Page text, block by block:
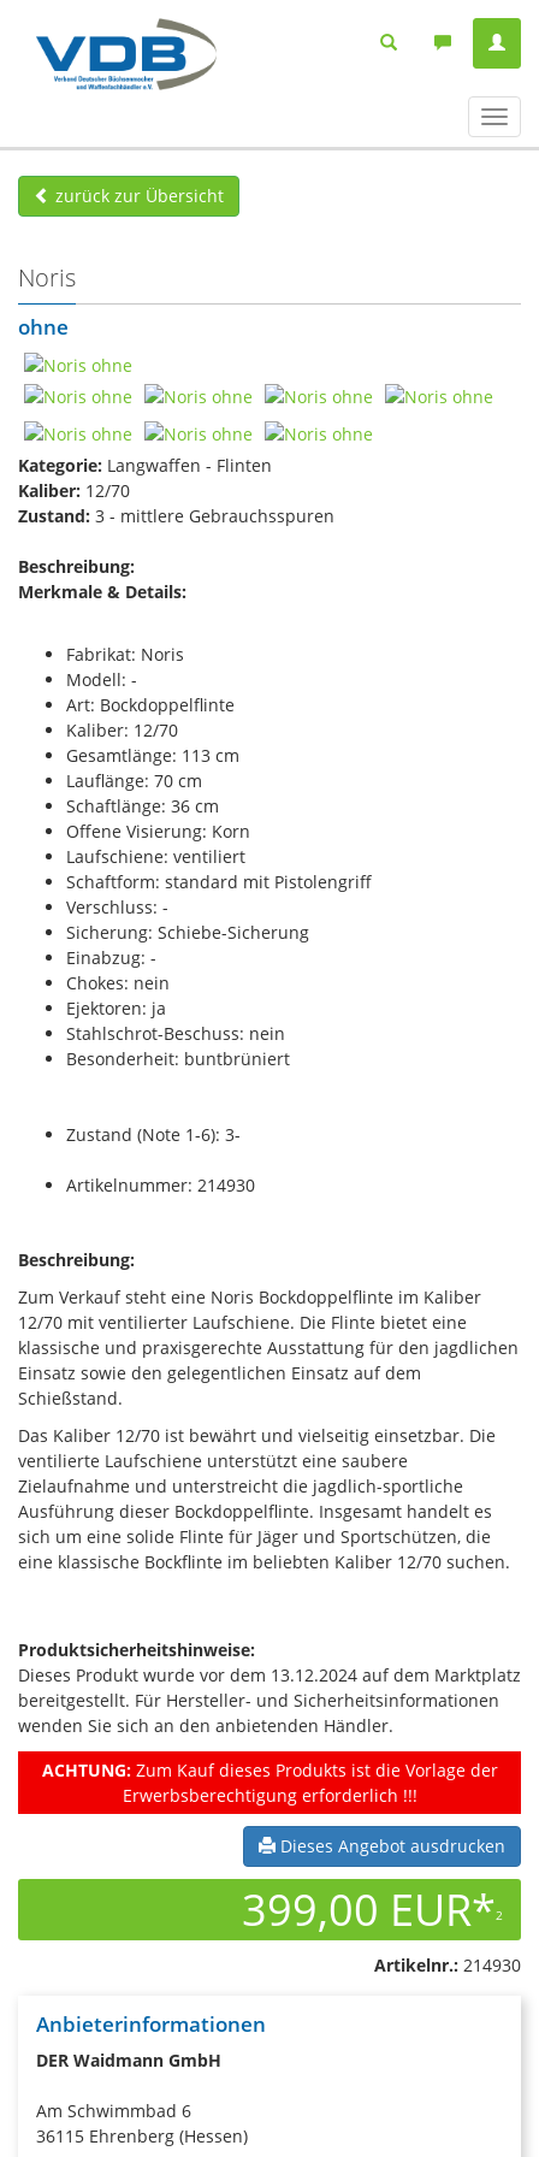
ein-/
zurück zur Übersicht
Noris
ohne
Kategorie: Langwaffen - Flinten
Kaliber: 12/70
Zustand: 3 - mittlere Gebrauchsspuren
Beschreibung:
Merkmale & Details:
Fabrikat: Noris
Modell: -
Art: Bockdoppelflinte
Kaliber: 12/70
Gesamtlänge: 113 cm
Lauflänge: 70 cm
Schaftlänge: 36 cm
Offene Visierung: Korn
Laufschiene: ventiliert
Schaftform: standard mit Pistolengriff
Verschluss: -
Sicherung: Schiebe-Sicherung
Einabzug: -
Chokes: nein
Ejektoren: ja
Stahlschrot-Beschuss: nein
Besonderheit: buntbrüniert
Zustand (Note 1-6): 3-
Artikelnummer: 214930
Beschreibung:
Zum Verkauf steht eine Noris Bockdoppelflinte im Kaliber
12/70 mit ventilierter Laufschiene. Die Flinte bietet eine
klassische und praxisgerechte Ausstattung für den jagdlichen
Einsatz sowie den gelegentlichen Einsatz auf dem
Schießstand.
Das Kaliber 12/70 ist bewährt und vielseitig einsetzbar. Die
ventilierte Laufschiene unterstützt eine saubere
Zielaufnahme und unterstreicht die jagdlich-sportliche
Ausführung dieser Bockdoppelflinte. Insgesamt handelt es
sich um eine solide Flinte für Jäger und Sportschützen, die
eine klassische Bockflinte im beliebten Kaliber 12/70 suchen.
Produktsicherheitshinweise:
Dieses Produkt wurde vor dem 13.12.2024 auf dem Marktplatz
bereitgestellt. Für Hersteller- und Sicherheitsinformationen
wenden Sie sich an den anbietenden Händler.
ACHTUNG:Zum Kauf dieses Produkts ist die Vorlage der
Erwerbsberechtigung erforderlich !!!
Dieses Angebot ausdrucken
399,00 EUR*2
Artikelnr.: 214930
Anbieterinformationen
DER Waidmann GmbH
Am Schwimmbad 6
36115 Ehrenberg (Hessen)